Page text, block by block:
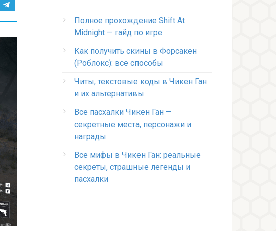
Полное прохождение Shift At
Midnight — гайд по игре
Как получить скины в Форсакен
(Роблокс): все способы
Читы, текстовые коды в Чикен Ган
и их альтернативы
Все пасхалки Чикен Ган —
секретные места, персонажи и
награды
Все мифы в Чикен Ган: реальные
секреты, страшные легенды и
пасхалки